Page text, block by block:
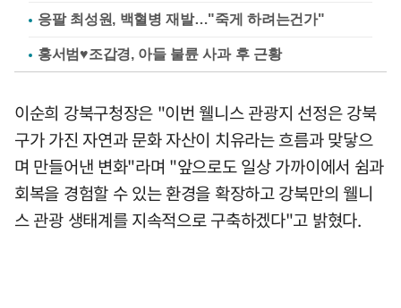
응팔 최성원, 백혈병 재발…"죽게 하려는건가"
홍서범♥조갑경, 아들 불륜 사과 후 근황
이순희 강북구청장은 "이번 웰니스 관광지 선정은 강북
구가 가진 자연과 문화 자산이 치유라는 흐름과 맞닿으
며 만들어낸 변화"라며 "앞으로도 일상 가까이에서 쉼과
회복을 경험할 수 있는 환경을 확장하고 강북만의 웰니
스 관광 생태계를 지속적으로 구축하겠다"고 밝혔다.